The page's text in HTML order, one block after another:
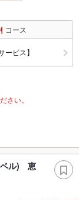
コース
ビス】
さい。
ベル) 恵